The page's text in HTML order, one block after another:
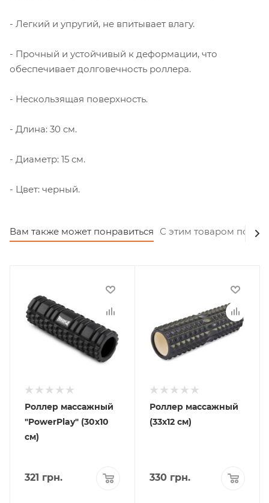
- Легкий и упругий, не впитывает влагу.
- Прочный и устойчивый к деформации, что
обеспечивает долговечность роллера.
- Нескользящая поверхность.
- Длина: 30 см.
- Диаметр: 15 см.
- Цвет: черный.
Вам также может понравиться С этим товаром
Роллер массажный
"PowerPlay" (30х10
см)
321 грн.
Роллер массажный
(33х12 см)
330 грн.